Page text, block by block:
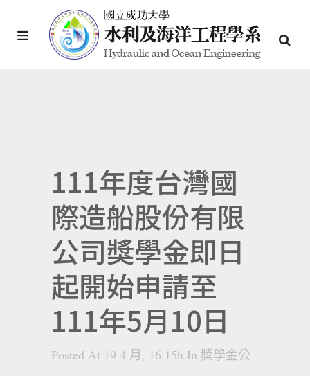
111年度台灣國
際造船股份有限
公司獎學金即日
起開始申請至
111年5月10日
Posted At 19 4 月, 16:15h In 獎學金公